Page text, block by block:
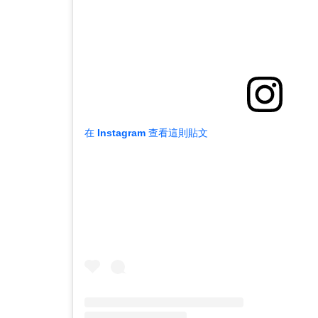
在 Instagram 查看這則貼文